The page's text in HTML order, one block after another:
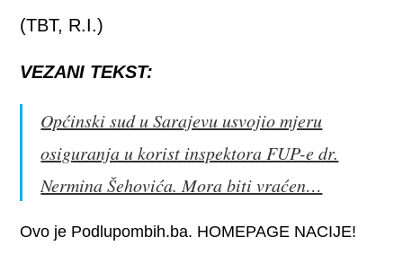
(TBT, R.I.)
VEZANI TEKST:
Općinski sud u Sarajevu usvojio mjeru
osiguranja u korist inspektora FUP-e dr.
Nermina Šehovića. Mora biti vraćen…
Ovo je Podlupombih.ba. HOMEPAGE NACIJE!